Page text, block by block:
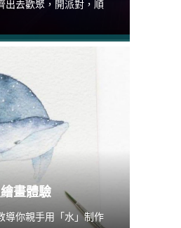
出去歡聚，開派對，順
畫體驗
導你親手用「水」制作